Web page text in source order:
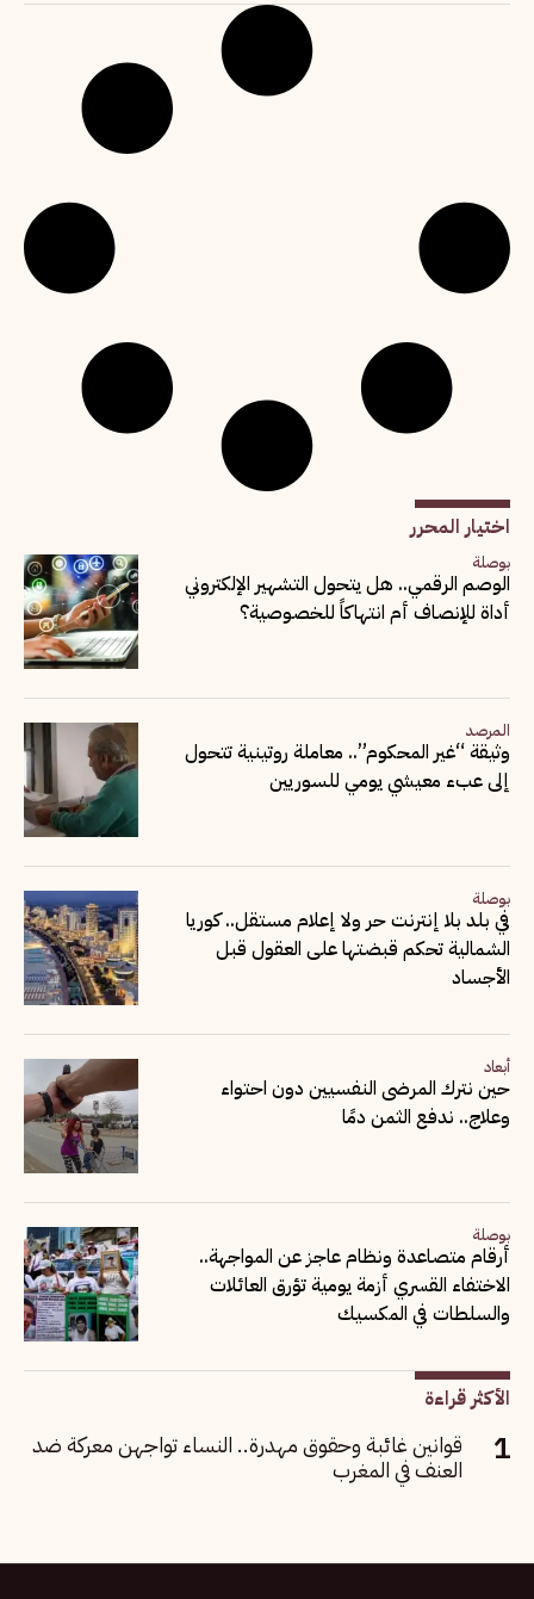
اختيار المحرر
بوصلة
الوصم الرقمي.. هل يتحول التشهير الإلكتروني
أداة للإنصاف أم انتهاكاً للخصوصية؟
المرصد
وثيقة “غير المحكوم”.. معاملة روتينية تتحول
إلى عبء معيشي يومي للسوريين
بوصلة
في بلد بلا إنترنت حر ولا إعلام مستقل.. كوريا
الشمالية تحكم قبضتها على العقول قبل
الأجساد
أبعاد
حين نترك المرضى النفسيين دون احتواء
وعلاج.. ندفع الثمن دمًا
بوصلة
أرقام متصاعدة ونظام عاجز عن المواجهة..
الاختفاء القسري أزمة يومية تؤرق العائلات
والسلطات في المكسيك
الأكثر قراءة
قوانين غائبة وحقوق مهدرة.. النساء تواجهن معركة ضد
العنف في المغرب